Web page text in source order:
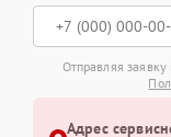
Отправляя
Адрес